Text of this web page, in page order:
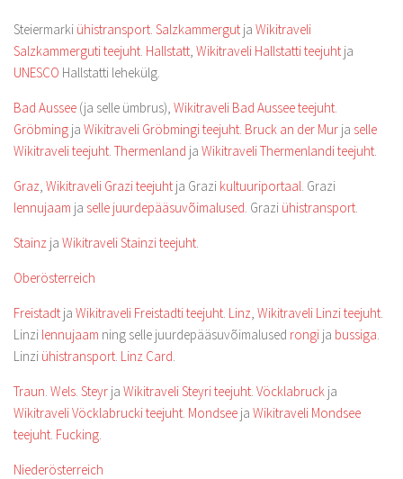
Steiermarki ühistransport. Salzkammergut ja Wikitraveli
Salzkammerguti teejuht. Hallstatt, Wikitraveli Hallstatti teejuht ja
UNESCO Hallstatti lehekülg.
Bad Aussee (ja selle ümbrus), Wikitraveli Bad Aussee teejuht.
Gröbming ja Wikitraveli Gröbmingi teejuht. Bruck an der Mur ja selle
Wikitraveli teejuht. Thermenland ja Wikitraveli Thermenlandi teejuht.
Graz, Wikitraveli Grazi teejuht ja Grazi kultuuriportaal. Grazi
lennujaam ja selle juurdepääsuvõimalused. Grazi ühistransport.
Stainz ja Wikitraveli Stainzi teejuht.
Oberösterreich
Freistadt ja Wikitraveli Freistadti teejuht. Linz, Wikitraveli Linzi teejuht.
Linzi lennujaam ning selle juurdepääsuvõimalused rongi ja bussiga.
Linzi ühistransport. Linz Card.
Traun. Wels. Steyr ja Wikitraveli Steyri teejuht. Vöcklabruck ja
Wikitraveli Vöcklabrucki teejuht. Mondsee ja Wikitraveli Mondsee
teejuht. Fucking.
Niederösterreich